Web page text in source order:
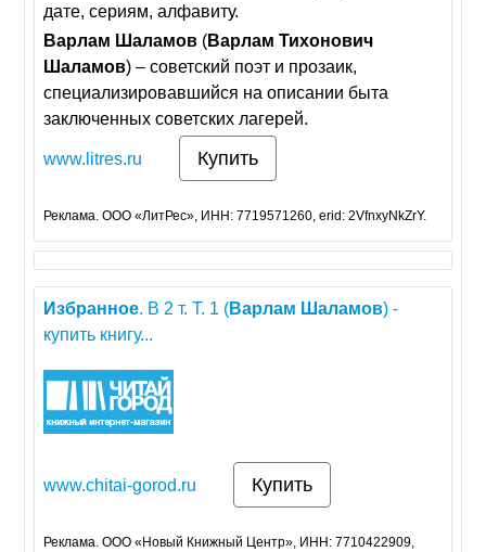
дате, сериям, алфавиту.
Варлам Шаламов (Варлам Тихонович
Шаламов) – советский поэт и прозаик,
специализировавшийся на описании быта
заключенных советских лагерей.
www.litres.ru Купить
Реклама. ООО «ЛитРес», ИНН: 7719571260, erid: 2VfnxyNkZrY.
Избранное. В 2 т. Т. 1 (Варлам Шаламов) -
купить книгу...
www.chitai-gorod.ru Купить
Реклама. ООО «Новый Книжный Центр», ИНН: 7710422909,